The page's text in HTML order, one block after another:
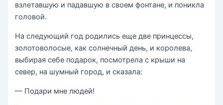
взлетавшую и падавшую в своем фонтане, и поникла
головой.
На следующий год родились еще две принцессы,
золотоволосые, как солнечный день, и королева,
выбирая себе подарок, посмотрела с крыши на
север, на шумный город, и сказала:
— Подари мне людей!